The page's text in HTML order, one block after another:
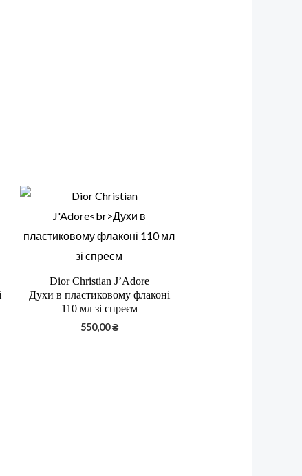
Dior Christian J’Adore
Духи в пластиковому флаконі
110 мл зі спреєм
550,00₴